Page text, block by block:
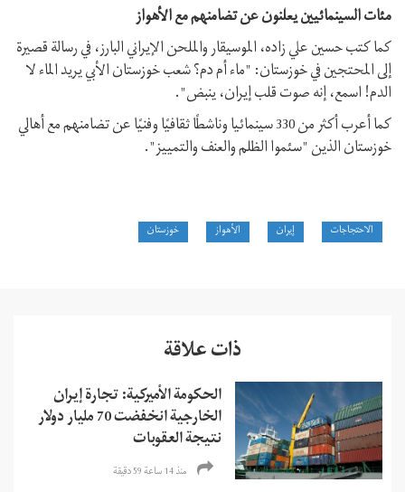
مئات السينمائيين يعلنون عن تضامنهم مع الأهواز
كما كتب حسين علي زاده، الموسيقار والملحن الإيراني البارز، في رسالة قصيرة
إلى المحتجين في خوزستان: "ماء أم دم؟ شعب خوزستان الأبي يريد الماء لا
الدم! اسمع، إنه صوت قلب إيران، ينبض".
كما أعرب أكثر من 330 سينمائيا وناشطًا ثقافيًا وفنيًا عن تضامنهم مع أهالي
خوزستان الذين "سئموا الظلم والعنف والتمييز".
الاحتجاجات إيران الأهواز خوزستان
ذات علاقة
الحكومة الأميركية: تجارة إيران
الخارجية انخفضت 70 مليار دولار
نتيجة العقوبات
منذ 14 ساعة 59 دقیقة